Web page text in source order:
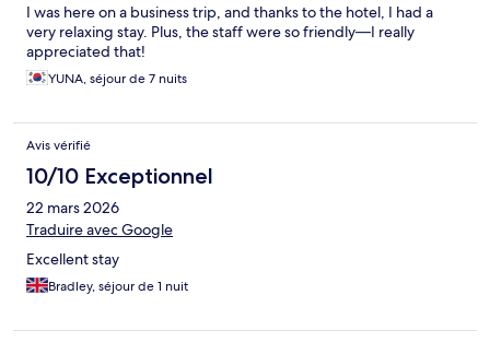
I was here on a business trip, and thanks to the hotel, I had a
very relaxing stay. Plus, the staff were so friendly—I really
appreciated that!
YUNA, séjour de 7 nuits
Avis vérifié
10/10 Exceptionnel
22 mars 2026
Traduire avec Google
Excellent stay
Bradley, séjour de 1 nuit